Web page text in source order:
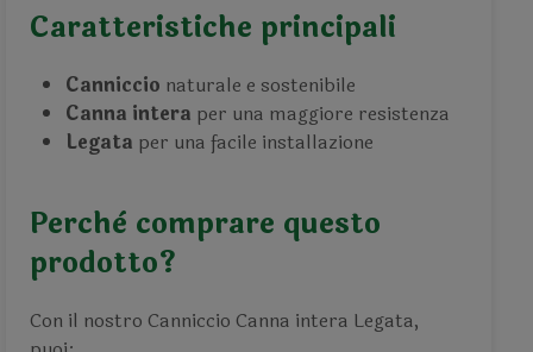
Caratteristiche principali
Canniccio naturale e sostenibile
Canna intera per una maggiore resistenza
Legata per una facile installazione
Perchè comprare questo
prodotto?
Con il nostro Canniccio Canna intera Legata,